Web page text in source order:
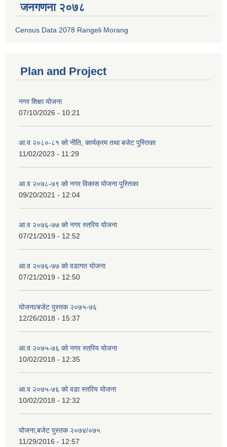
जनगणना २०७८
Census Data 2078 Rangeli Morang
Plan and Project
नगर शिक्षा योजना
07/10/2026 - 10:21
आ.व २०८०-८१ को नीति, कार्यक्रम तथा बजेट पुस्तिका
11/02/2023 - 11:29
आ.व २०७८-७९ को नगर विकास योजना पुस्तिका
09/20/2021 - 12:04
आ.व २०७६-७७ को नगर स्तरिय योजना
07/21/2019 - 12:52
आ.व २०७६-७७ को वडागत योजना
07/21/2019 - 12:50
योजना/बजेट पुस्तक २०७५-७६
12/26/2018 - 15:37
आ.व २०७५-७६ को नगर स्तरिय योजना
10/02/2018 - 12:35
आ.व २०७५-७६ को वडा स्तरिय योजना
10/02/2018 - 12:32
योजना,बजेट पुस्तक २०७४/०७५
11/29/2016 - 12:57